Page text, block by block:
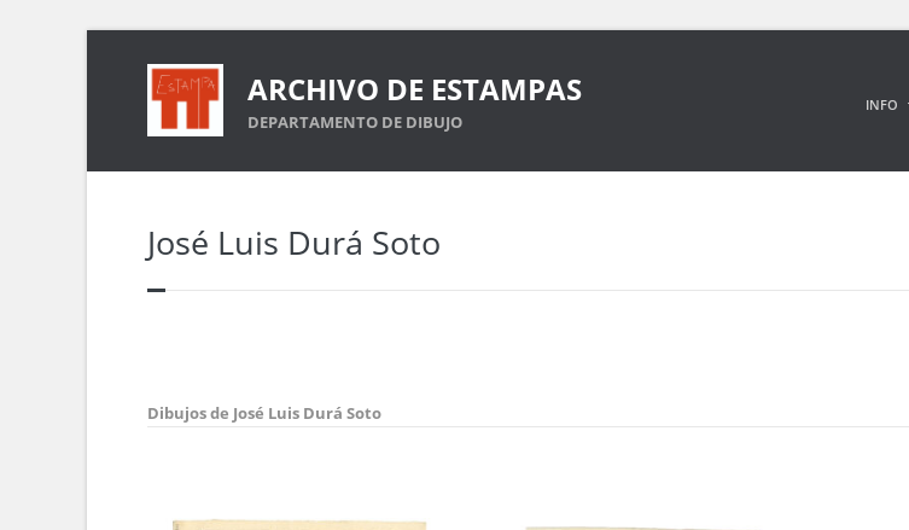
ARCHIVO DE ESTAMPAS
DEPARTAMENTO DE DIBUJO
INFO
José Luis Durá Soto
Dibujos de José Luis Durá Soto